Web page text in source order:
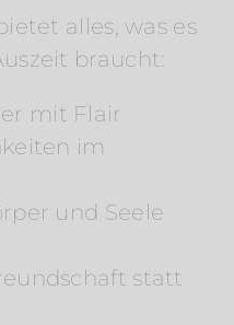
alles, was es
braucht:
mit Flair
im
und Seele
statt